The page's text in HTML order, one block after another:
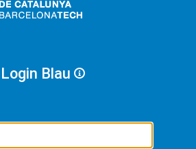
Login Blau